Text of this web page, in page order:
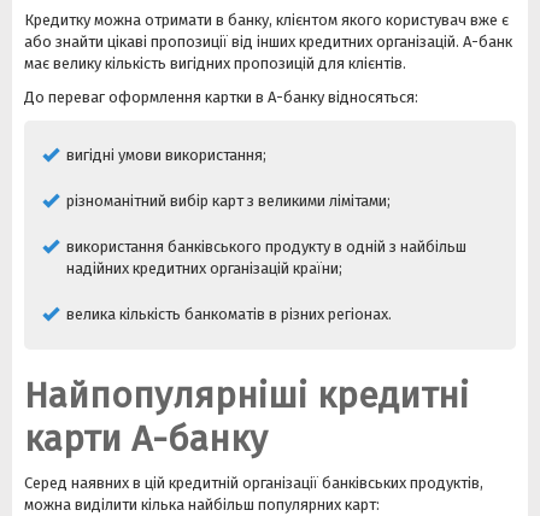
Кредитку можна отримати в банку, клієнтом якого користувач вже є
або знайти цікаві пропозиції від інших кредитних організацій. А-банк
має велику кількість вигідних пропозицій для клієнтів.
До переваг оформлення картки в А-банку відносяться:
вигідні умови використання;
різноманітний вибір карт з великими лімітами;
використання банківського продукту в одній з найбільш
надійних кредитних організацій країни;
велика кількість банкоматів в різних регіонах.
Найпопулярніші кредитні
карти А-банку
Серед наявних в цій кредитній організації банківських продуктів,
можна виділити кілька найбільш популярних карт: